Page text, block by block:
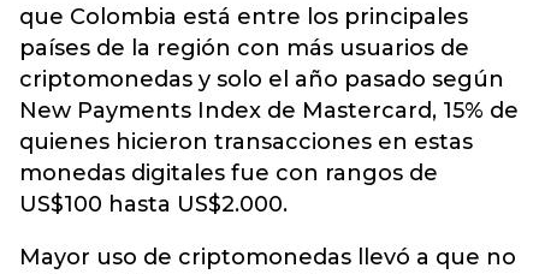
que Colombia está entre los principales
países de la región con más usuarios de
criptomonedas y solo el año pasado según
New Payments Index de Mastercard, 15% de
quienes hicieron transacciones en estas
monedas digitales fue con rangos de
US$100 hasta US$2.000.
Mayor uso de criptomonedas llevó a que no